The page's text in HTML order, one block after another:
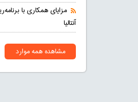
مزایای همکاری با
آنتالیا
مشاهده همه موارد